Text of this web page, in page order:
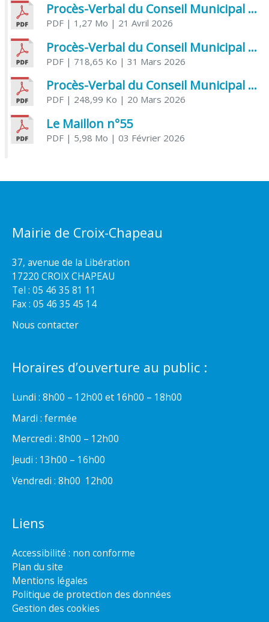
Procès-Verbal du Conseil Municipal du 21 avril 2026
PDF| 1,27 Mo | 21 Avril 2026
Procès-Verbal du Conseil Municipal du 31 mars 2026
PDF| 718,65 Ko | 31 Mars 2026
Procès-Verbal du Conseil Municipal du 20 mars 2026
PDF| 248,99 Ko | 20 Mars 2026
Le Maillon n°55
PDF| 5,98 Mo | 03 Février 2026
Mairie de Croix-Chapeau
37, avenue de la Libération
17220 CROIX CHAPEAU
Tel : 05 46 35 81 11
Fax : 05 46 35 45 14
Nous contacter
Horaires d’ouverture au public :
Lundi : 8h00 – 12h00 et 16h00 – 18h00
Mardi : fermée
Mercredi : 8h00 – 12h00
Jeudi : 13h00 – 16h00
Vendredi : 8h00  12h00
Liens
Accessibilité : non conforme
Plan du site
Mentions légales
Politique de protection des données
Gestion des cookies